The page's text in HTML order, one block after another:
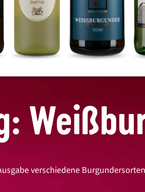
verschiedene